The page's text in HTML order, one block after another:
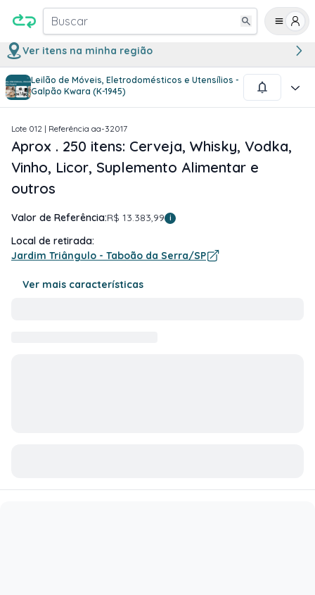
Buscar
Ver itens na minha região
Leilão de Móveis, Eletrodomésticos e Utensílios -
Galpão Kwara (K-1945)
1/2
Lote 012 | Referência aa-32017
Aprox . 250 itens: Cerveja, Whisky, Vodka,
Vinho, Licor, Suplemento Alimentar e
outros
Valor de Referência:R$ 13.383,99 i
Local de retirada:
Jardim Triângulo - Taboão da Serra/SP
Ver mais características